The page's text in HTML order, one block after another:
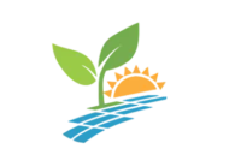
tartalomra